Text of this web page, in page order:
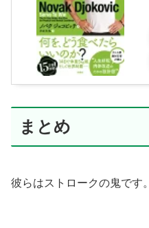
まとめ
彼らはストロークの鬼です。